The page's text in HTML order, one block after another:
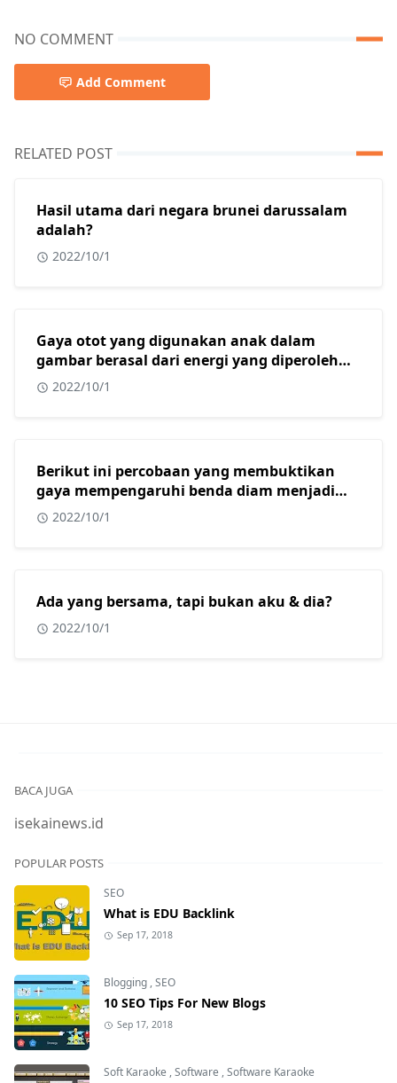
NO COMMENT
Add Comment
RELATED POST
Hasil utama dari negara brunei darussalam
adalah?
2022/10/1
Gaya otot yang digunakan anak dalam
gambar berasal dari energi yang diperoleh
dari?
2022/10/1
Berikut ini percobaan yang membuktikan
gaya mempengaruhi benda diam menjadi
bergerak adalah?
2022/10/1
Ada yang bersama, tapi bukan aku & dia?
2022/10/1
BACA JUGA
isekainews.id
POPULAR POSTS
SEO
What is EDU Backlink
Sep 17, 2018
Blogging,SEO
10 SEO Tips For New Blogs
Sep 17, 2018
Soft Karaoke ,Software ,Software Karaoke